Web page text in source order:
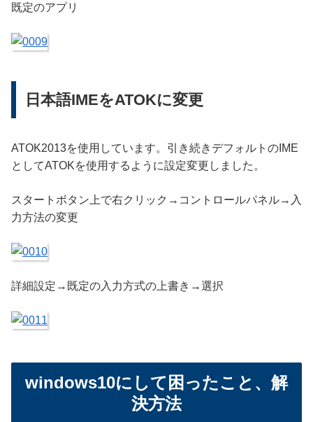
既定のアプリ
日本語IMEをATOKに変更
ATOK2013を使用しています。引き続きデフォルトのIME
としてATOKを使用するように設定変更しました。
スタートボタン上で右クリック→コントロールパネル→入
力方法の変更
詳細設定→既定の入力方式の上書き→選択
windows10にして困ったこと、解
決方法